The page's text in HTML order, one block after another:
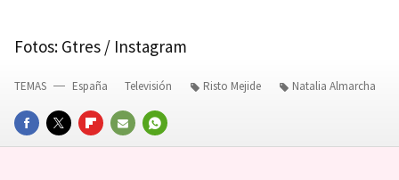
Fotos: Gtres / Instagram
FACEBOOKTWITTERFLIPBOARD
E-
WHATSAPP
TEMAS España Televisión Risto Mejide Natalia Almarcha